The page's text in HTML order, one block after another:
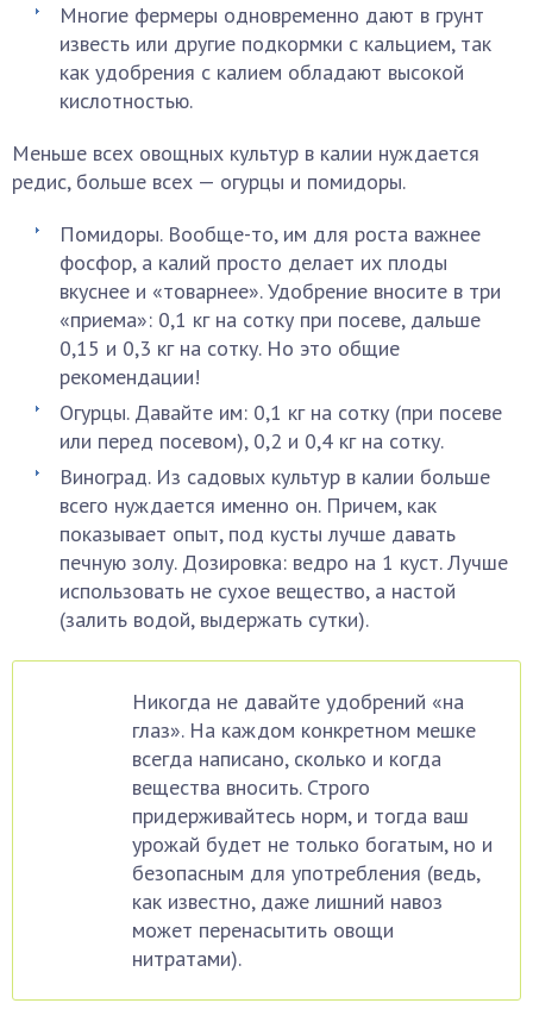
Многие фермеры одновременно дают в грунт
известь или другие подкормки с кальцием, так
как удобрения с калием обладают высокой
кислотностью.
Меньше всех овощных культур в калии нуждается
редис, больше всех — огурцы и помидоры.
Помидоры. Вообще-то, им для роста важнее
фосфор, а калий просто делает их плоды
вкуснее и «товарнее». Удобрение вносите в три
«приема»: 0,1 кг на сотку при посеве, дальше
0,15 и 0,3 кг на сотку. Но это общие
рекомендации!
Огурцы. Давайте им: 0,1 кг на сотку (при посеве
или перед посевом), 0,2 и 0,4 кг на сотку.
Виноград. Из садовых культур в калии больше
всего нуждается именно он. Причем, как
показывает опыт, под кусты лучше давать
печную золу. Дозировка: ведро на 1 куст. Лучше
использовать не сухое вещество, а настой
(залить водой, выдержать сутки).
Никогда не давайте удобрений «на
глаз». На каждом конкретном мешке
всегда написано, сколько и когда
вещества вносить. Строго
придерживайтесь норм, и тогда ваш
урожай будет не только богатым, но и
безопасным для употребления (ведь,
как известно, даже лишний навоз
может перенасытить овощи
нитратами).